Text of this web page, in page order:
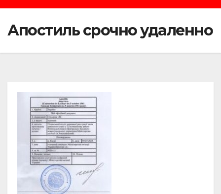
Апостиль срочно удаленно